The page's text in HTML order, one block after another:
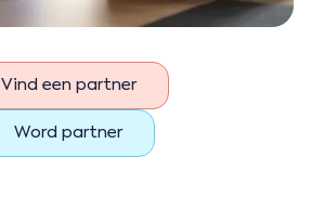
Vind een partner
Word partner